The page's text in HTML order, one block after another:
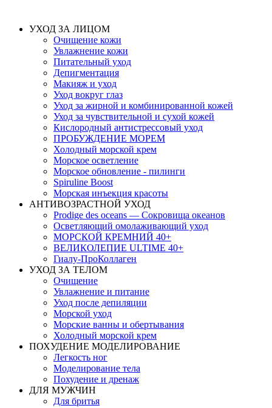
УХОД ЗА ЛИЦОМ
Очищение кожи
Увлажнение кожи
Питательный уход
Депигментация
Макияж и уход
Уход вокруг глаз
Уход за жирной и комбинированной кожей
Уход за чувствительной и сухой кожей
Кислородный антистрессовый уход
ПРОБУЖДЕНИЕ МОРЕМ
Холодный морской крем
Морское осветление
Морское обновление - пилинги
Spiruline Boost
Морская инъекция красоты
АНТИВОЗРАСТНОЙ УХОД
Prodige des oceans — Сокровища океанов
Осветляющий омолаживающий уход
МОРСКОЙ КРЕМНИЙ 40+
ВЕЛИКОЛЕПИЕ ULTIME 40+
Гиалу-ПроКоллаген
УХОД ЗА ТЕЛОМ
Очищение
Увлажнение и питание
Уход после депиляции
Морской уход
Морские ванны и обертывания
Холодный морской крем
ПОХУДЕНИЕ МОДЕЛИРОВАНИЕ
Легкость ног
Моделирование тела
Похудение и дренаж
ДЛЯ МУЖЧИН
Для бритья